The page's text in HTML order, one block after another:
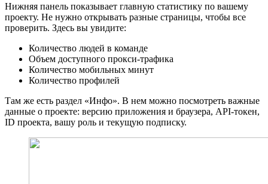
Нижняя панель показывает главную статистику по вашему
проекту. Не нужно открывать разные страницы, чтобы все
проверить. Здесь вы увидите:
Количество людей в команде
Объем доступного прокси-трафика
Количество мобильных минут
Количество профилей
Там же есть раздел «Инфо». В нем можно посмотреть важные
данные о проекте: версию приложения и браузера, API-токен,
ID проекта, вашу роль и текущую подписку.